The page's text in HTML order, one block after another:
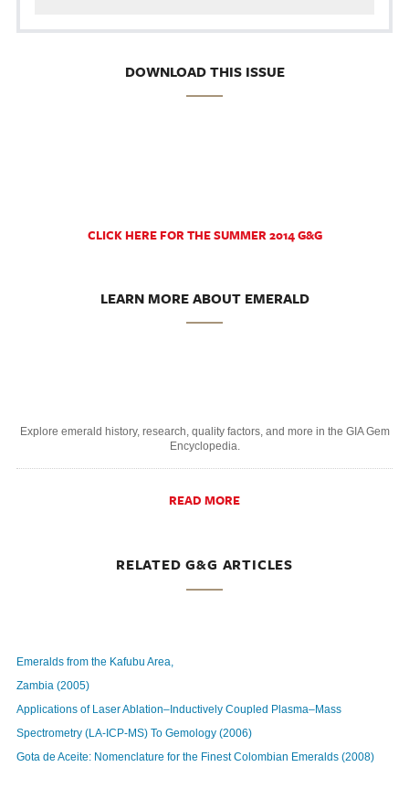
DOWNLOAD THIS ISSUE
CLICK HERE FOR THE SUMMER 2014 G&G
LEARN MORE ABOUT EMERALD
Explore emerald history, research, quality factors, and more in the GIA Gem
Encyclopedia.
READ MORE
RELATED G&G ARTICLES
Emeralds from the Kafubu Area,
Zambia (2005)
Applications of Laser Ablation–Inductively Coupled Plasma–Mass
Spectrometry (LA-ICP-MS) To Gemology (2006)
Gota de Aceite: Nomenclature for the Finest Colombian Emeralds (2008)